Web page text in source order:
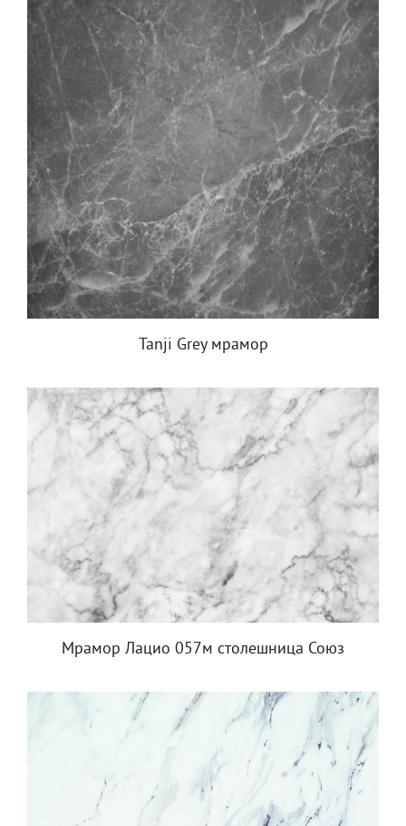
Tanji Grey мрамор
Мрамор Лацио 057м столешница Союз